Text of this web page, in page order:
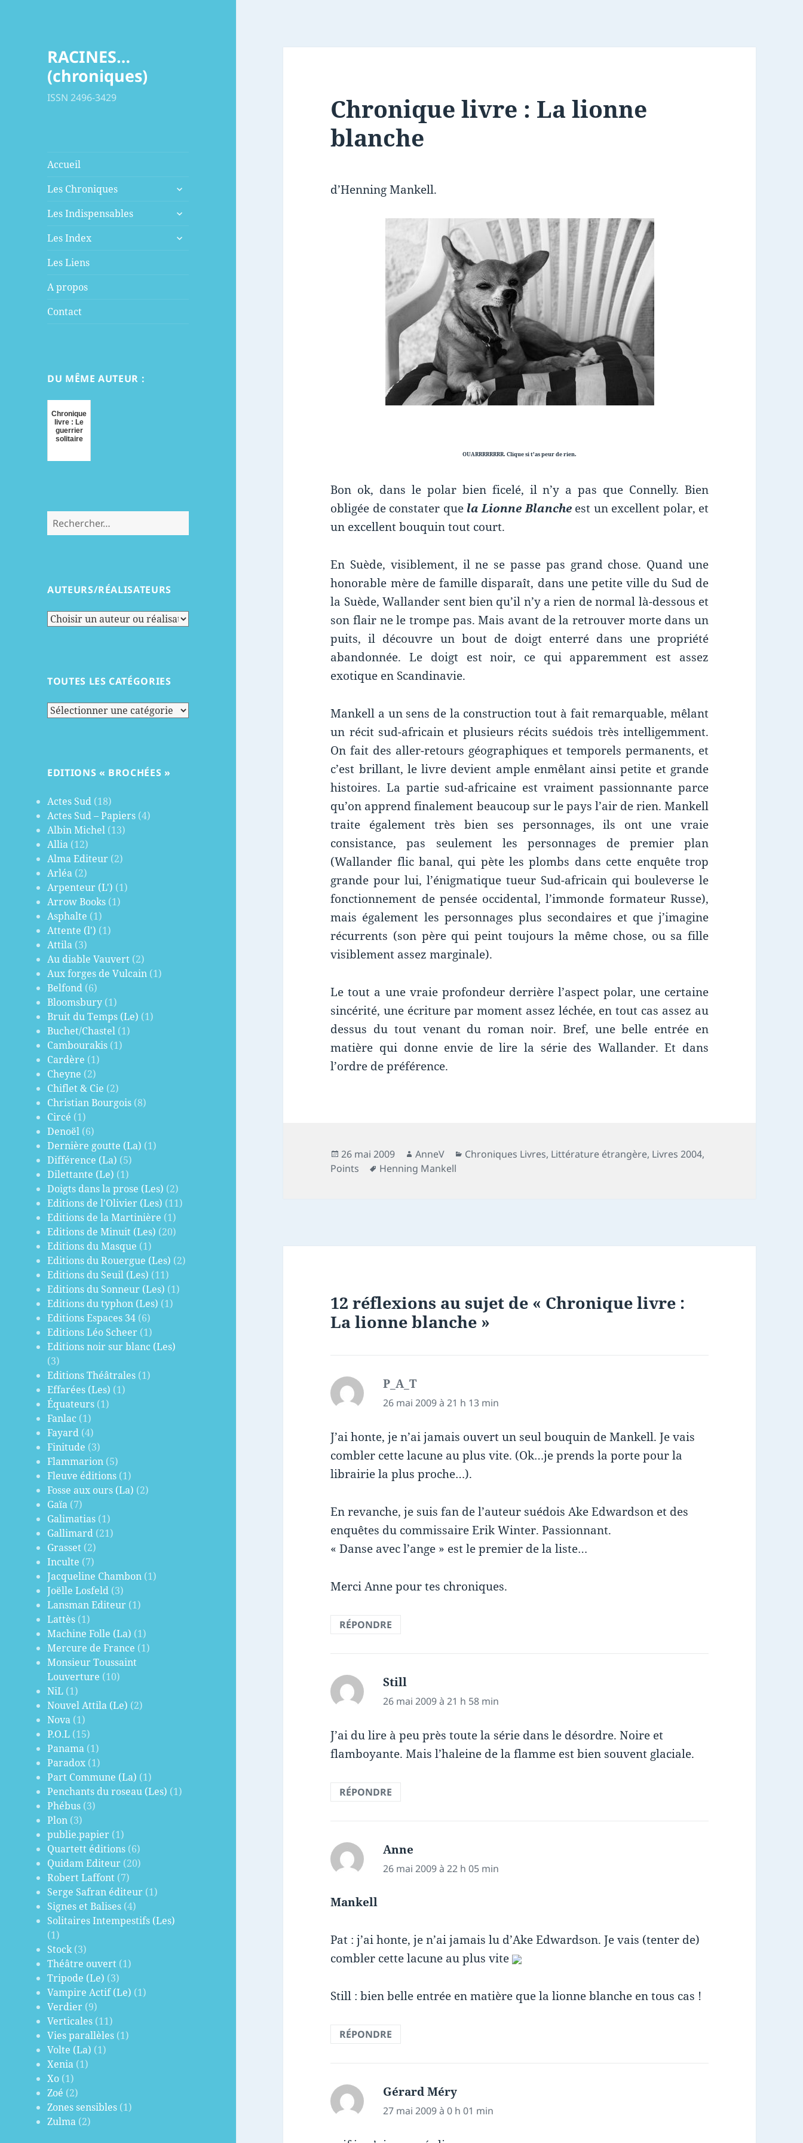
RACINES…
(chroniques)
ISSN 2496-3429
Accueil
Les Chroniques
ouvrir
sous-
Les Indispensables
ouvrir
sous-
Les Index
ouvrir
Les Liens
A propos
Contact
DU MÊME AUTEUR :
Chronique
livre : Le
guerrier
solitaire
Rechercher :
AUTEURS/RÉALISATEURS
TOUTES LES CATÉGORIES
Toutes
EDITIONS « BROCHÉES »
Actes Sud (18)
Actes Sud – Papiers (4)
Albin Michel (13)
Allia (12)
Alma Editeur (2)
Arléa (2)
Arpenteur (L') (1)
Arrow Books (1)
Asphalte (1)
Attente (l') (1)
Attila (3)
Au diable Vauvert (2)
Aux forges de Vulcain (1)
Belfond (6)
Bloomsbury (1)
Bruit du Temps (Le) (1)
Buchet/Chastel (1)
Cambourakis (1)
Cardère (1)
Cheyne (2)
Chiflet & Cie (2)
Christian Bourgois (8)
Circé (1)
Denoël (6)
Dernière goutte (La) (1)
Différence (La) (5)
Dilettante (Le) (1)
Doigts dans la prose (Les) (2)
Editions de l'Olivier (Les) (11)
Editions de la Martinière (1)
Editions de Minuit (Les) (20)
Editions du Masque (1)
Editions du Rouergue (Les) (2)
Editions du Seuil (Les) (11)
Editions du Sonneur (Les) (1)
Editions du typhon (Les) (1)
Editions Espaces 34 (6)
Editions Léo Scheer (1)
Editions noir sur blanc (Les)
(3)
Editions Théâtrales (1)
Effarées (Les) (1)
Équateurs (1)
Fanlac (1)
Fayard (4)
Finitude (3)
Flammarion (5)
Fleuve éditions (1)
Fosse aux ours (La) (2)
Gaïa (7)
Galimatias (1)
Gallimard (21)
Grasset (2)
Inculte (7)
Jacqueline Chambon (1)
Joëlle Losfeld (3)
Lansman Editeur (1)
Lattès (1)
Machine Folle (La) (1)
Mercure de France (1)
Monsieur Toussaint
Louverture (10)
NiL (1)
Nouvel Attila (Le) (2)
Nova (1)
P.O.L (15)
Panama (1)
Paradox (1)
Part Commune (La) (1)
Penchants du roseau (Les) (1)
Phébus (3)
Plon (3)
publie.papier (1)
Quartett éditions (6)
Quidam Editeur (20)
Robert Laffont (7)
Serge Safran éditeur (1)
Signes et Balises (4)
Solitaires Intempestifs (Les)
(1)
Stock(3)
Théâtre ouvert (1)
Tripode (Le) (3)
Vampire Actif (Le) (1)
Verdier (9)
Verticales (11)
Vies parallèles (1)
Volte (La) (1)
Xenia (1)
Xo (1)
Zoé (2)
Zones sensibles (1)
Zulma (2)
Chronique livre : La lionne
blanche
d’Henning Mankell.
OUARRRRRRRR. Clique si t’as peur de rien.
Bon ok, dans le polar bien ficelé, il n’y a pas que Connelly. Bien
obligée de constater que la Lionne Blancheest un excellent polar, et
un excellent bouquin tout court.
En Suède, visiblement, il ne se passe pas grand chose. Quand une
honorable mère de famille disparaît, dans une petite ville du Sud de
la Suède, Wallander sent bien qu’il n’y a rien de normal là-dessous et
son flair ne le trompe pas. Mais avant de la retrouver morte dans un
puits, il découvre un bout de doigt enterré dans une propriété
abandonnée. Le doigt est noir, ce qui apparemment est assez
exotique en Scandinavie.
Mankell a un sens de la construction tout à fait remarquable, mêlant
un récit sud-africain et plusieurs récits suédois très intelligemment.
On fait des aller-retours géographiques et temporels permanents, et
c’est brillant, le livre devient ample enmêlant ainsi petite et grande
histoires. La partie sud-africaine est vraiment passionnante parce
qu’on apprend finalement beaucoup sur le pays l’air de rien. Mankell
traite également très bien ses personnages, ils ont une vraie
consistance, pas seulement les personnages de premier plan
(Wallander flic banal, qui pète les plombs dans cette enquête trop
grande pour lui, l’énigmatique tueur Sud-africain qui bouleverse le
fonctionnement de pensée occidental, l’immonde formateur Russe),
mais également les personnages plus secondaires et que j’imagine
récurrents (son père qui peint toujours la même chose, ou sa fille
visiblement assez marginale).
Le tout a une vraie profondeur derrière l’aspect polar, une certaine
sincérité, une écriture par moment assez léchée, en tout cas assez au
dessus du tout venant du roman noir. Bref, une belle entrée en
matière qui donne envie de lire la série des Wallander. Et dans
l’ordre de préférence.
Publié
le
26 mai 2009 Auteur
AnneV Catégories
Chroniques Livres, Littérature étrangère, Livres 2004,
Points
Mots-
Henning Mankell
12 réflexions au sujet de « Chronique livre :
La lionne blanche »
P_A_Tdit :
26 mai 2009 à 21 h 13 min
J’ai honte, je n’ai jamais ouvert un seul bouquin de Mankell. Je vais
combler cette lacune au plus vite. (Ok…je prends la porte pour la
librairie la plus proche…).
En revanche, je suis fan de l’auteur suédois Ake Edwardson et des
enquêtes du commissaire Erik Winter. Passionnant.
« Danse avec l’ange » est le premier de la liste…
Merci Anne pour tes chroniques.
RÉPONDRE
Still
26 mai 2009 à 21 h 58 min
J’ai du lire à peu près toute la série dans le désordre. Noire et
flamboyante. Mais l’haleine de la flamme est bien souvent glaciale.
RÉPONDRE
Anne
26 mai 2009 à 22 h 05 min
Mankell
Pat : j’ai honte, je n’ai jamais lu d’Ake Edwardson. Je vais (tenter de)
combler cette lacune au plus vite
Still : bien belle entrée en matière que la lionne blanche en tous cas !
RÉPONDRE
Gérard Méry
27 mai 2009 à 0 h 01 min